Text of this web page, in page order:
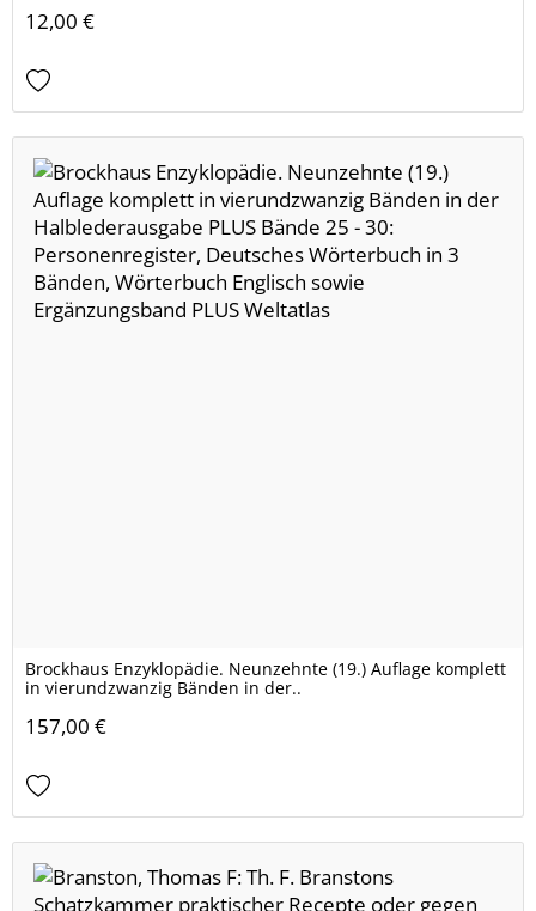
12,00 €
Brockhaus Enzyklopädie. Neunzehnte (19.) Auflage komplett
in vierundzwanzig Bänden in der..
157,00 €